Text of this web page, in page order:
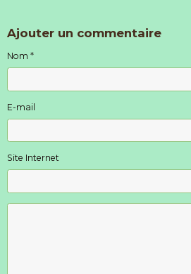
Ajouter un commentaire
Nom
E-mail
Site Internet